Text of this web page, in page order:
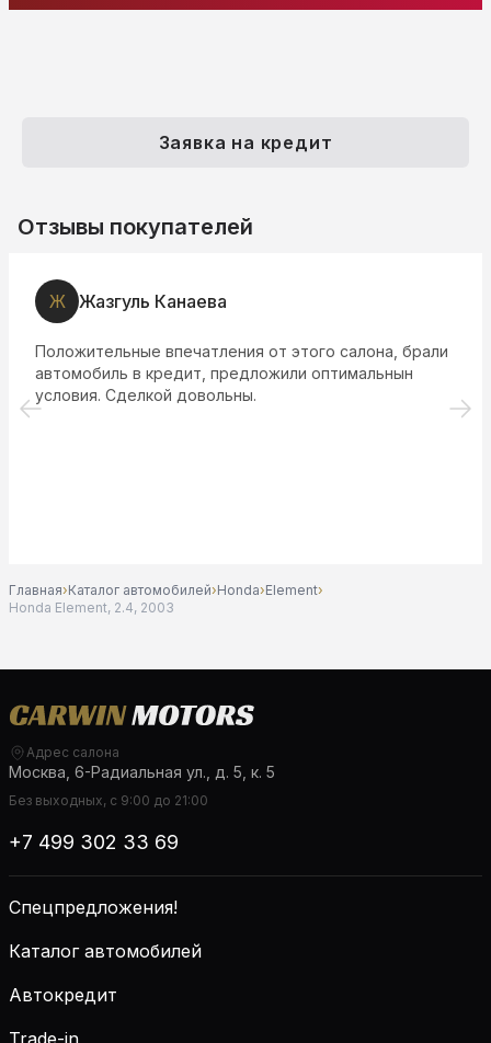
Заявка на кредит
Отзывы покупателей
Ж Жазгуль Канаева
Положительные впечатления от этого салона, брали
автомобиль в кредит, предложили оптимальнын
условия. Сделкой довольны.
Главная›Каталог автомобилей›Honda›Element›
Honda Element, 2.4, 2003
Адрес салона
Москва, 6-Радиальная ул., д. 5, к. 5
Без выходных, с 9:00 до 21:00
+7 499 302 33 69
Спецпредложения!
Каталог автомобилей
Автокредит